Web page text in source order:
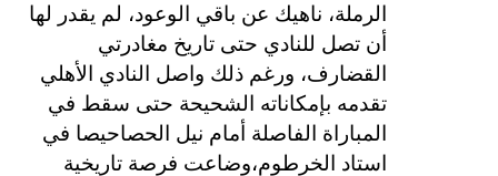
الرملة، ناهيك عن باقي الوعود، لم يقدر لها
أن تصل للنادي حتى تاريخ مغادرتي
القضارف، ورغم ذلك واصل النادي الأهلي
تقدمه بإمكاناته الشحيحة حتى سقط في
المباراة الفاصلة أمام نيل الحصاحيصا في
استاد الخرطوم،وضاعت فرصة تاريخية